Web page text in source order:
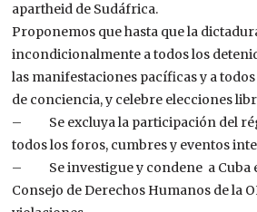
apartheid de Sudáfrica.
Proponemos que hasta que la
incondicionalmente a todos los
las manifestaciones pacíficas y a
de conciencia, y celebre elecciones
– Se excluya la participación del
todos los foros, cumbres y eventos
– Se investigue y condene a Cuba
Consejo de Derechos Humanos de la